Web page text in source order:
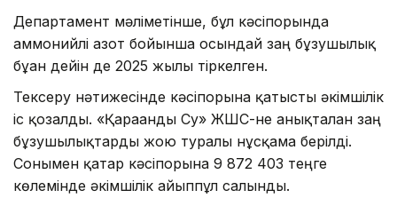
Департамент мәліметінше, бұл кәсіпорында
аммонийлі азот бойынша осындай заң бұзушылық
бұған дейін де 2025 жылы тіркелген.
Тексеру нәтижесінде кәсіпорынға қатысты әкімшілік
іс қозғалды. «Қарағанды Су» ЖШС-не анықталған заң
бұзушылықтарды жою туралы нұсқама берілді.
Сонымен қатар кәсіпорынға 9 872 403 теңге
көлемінде әкімшілік айыппұл салынды.